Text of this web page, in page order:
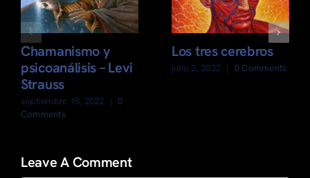
Chamanismo y
psicoanálisis – Levi
Strauss
septiembre 15, 2022 | 0
Comments
Los tres cerebros
julio 2, 2022 | 0 Comments
Leave A Comment